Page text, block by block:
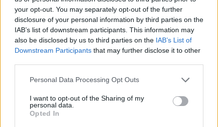
your opt-out. You may separately opt-out of the further
disclosure of your personal information by third parties on the
IAB’s list of downstream participants. This information may
also be disclosed by us to third parties on the IAB’s List of
Downstream Participants that may further disclose it to other
Personal Data Processing Opt Outs
I want to opt-out of the Sharing of my
personal data.
Opted In
εκ. δίσκους άφησε τη δόξα και
άλλαξε ζωή
ΠΡΙΝ 5 ΏΡΕΣ
Με επιτυχίες όπως τα «Thank You»,
«White Flag» και τη θρυλική συνεργασία
της με τον Eminem στο «Stan», η Dido
έγινε μία από τις μεγαλύτερες ποπ σταρ
του Barack Obama δεν συνέβη